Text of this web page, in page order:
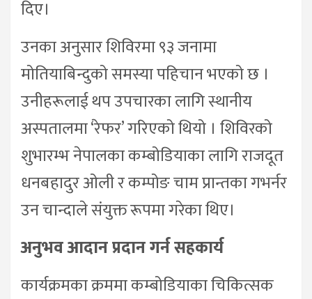
दिए।
उनका अनुसार शिविरमा ९३ जनामा
मोतियाबिन्दुको समस्या पहिचान भएको छ ।
उनीहरूलाई थप उपचारका लागि स्थानीय
अस्पतालमा ‘रेफर’ गरिएको थियो । शिविरको
शुभारम्भ नेपालका कम्बोडियाका लागि राजदूत
धनबहादुर ओली र कम्पोङ चाम प्रान्तका गभर्नर
उन चान्दाले संयुक्त रूपमा गरेका थिए।
अनुभव आदान प्रदान गर्न सहकार्य
कार्यक्रमका क्रममा कम्बोडियाका चिकित्सक